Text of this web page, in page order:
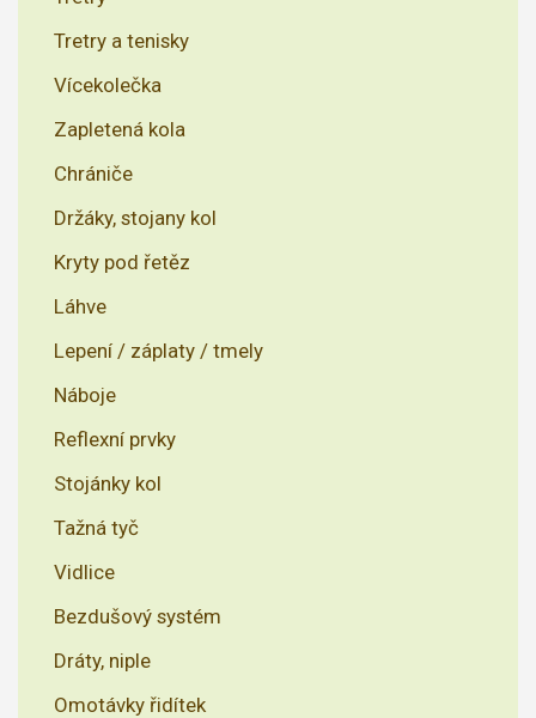
Tretry a tenisky
Vícekolečka
Zapletená kola
Chrániče
Držáky, stojany kol
Kryty pod řetěz
Láhve
Lepení / záplaty / tmely
Náboje
Reflexní prvky
Stojánky kol
Tažná tyč
Vidlice
Bezdušový systém
Dráty, niple
Omotávky řidítek